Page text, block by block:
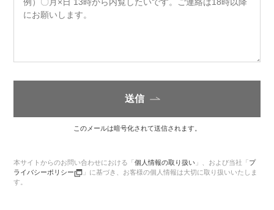
送信
このメールは暗号化されて送信されます。
本サイトからのお問い合わせにおける「個人情報の取り扱い 」、 および当社「 プ
ライバシーポリシー
」に基づき、お客様の個人情報は大切に取り扱いいたしま
す。